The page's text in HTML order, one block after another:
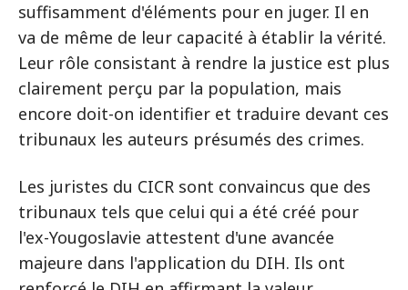
suffisamment d'éléments pour en juger. Il en
va de même de leur capacité à établir la vérité.
Leur rôle consistant à rendre la justice est plus
clairement perçu par la population, mais
encore doit-on identifier et traduire devant ces
tribunaux les auteurs présumés des crimes.
Les juristes du CICR sont convaincus que des
tribunaux tels que celui qui a été créé pour
l'ex-Yougoslavie attestent d'une avancée
majeure dans l'application du DIH. Ils ont